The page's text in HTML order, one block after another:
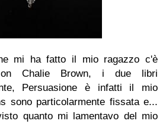
mi ha fatto il mio ragazzo c'è
Chalie Brown, i due libri
Persuasione è infatti il mio
sono particolarmente fissata e...
quanto mi lamentavo del mio